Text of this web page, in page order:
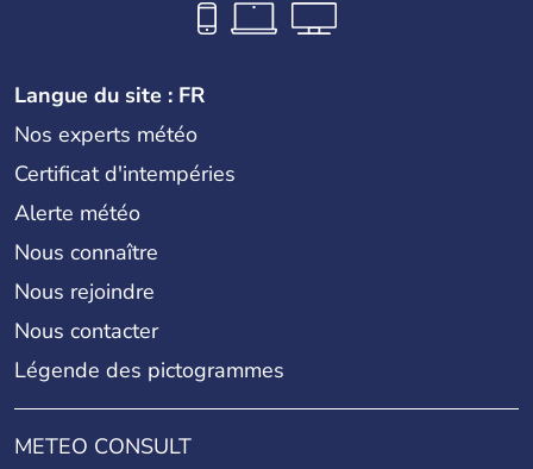
Langue du site : FR
Nos experts météo
Certificat d'intempéries
Alerte météo
Nous connaître
Nous rejoindre
Nous contacter
Légende des pictogrammes
METEO CONSULT